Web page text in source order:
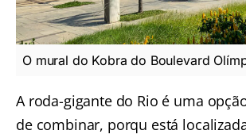
O mural do Kobra do Boulevard
A roda-gigante do Rio é uma
de combinar, porqu está